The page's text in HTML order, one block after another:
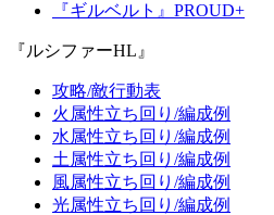
『ギルベルト』PROUD+
『ルシファーHL』
攻略/敵行動表
火属性立ち回り/編成例
水属性立ち回り/編成例
土属性立ち回り/編成例
風属性立ち回り/編成例
光属性立ち回り/編成例